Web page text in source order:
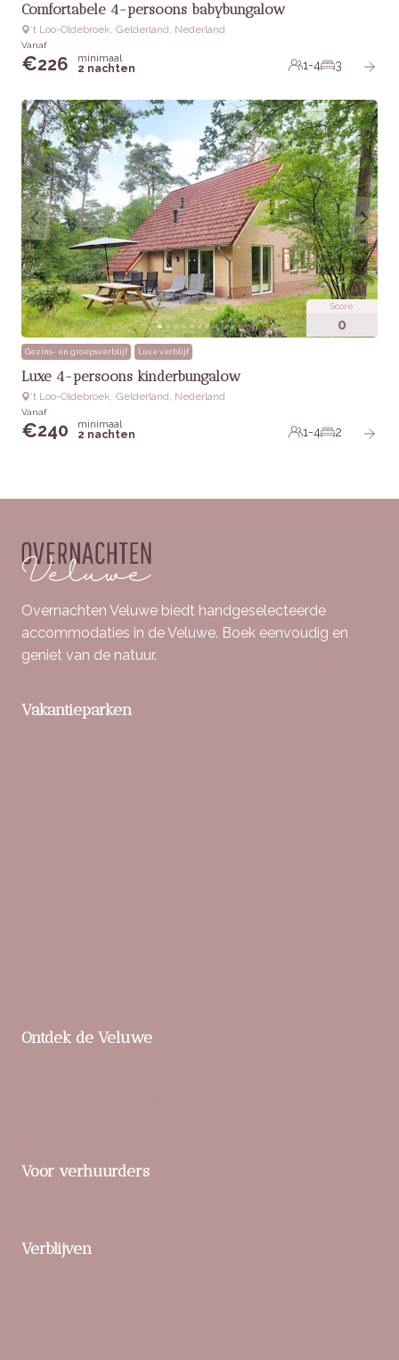
Comfortabele 4-persoons babybungalow
‘t Loo-Oldebroek, Gelderland, Nederland
Vanaf
€226
minimaal
2 nachten
1-4 3
Score
0
Gezins- en groepsverblijf Luxe verblijf
Luxe 4-persoons kinderbungalow
‘t Loo-Oldebroek, Gelderland, Nederland
Vanaf
€240
minimaal
2 nachten
1-4 2
Overnachten Veluwe biedt handgeselecteerde
accommodaties in de Veluwe. Boek eenvoudig en
geniet van de natuur.
Vakantieparken
Ontdek de Veluwe
Voor verhuurders
Verblijven